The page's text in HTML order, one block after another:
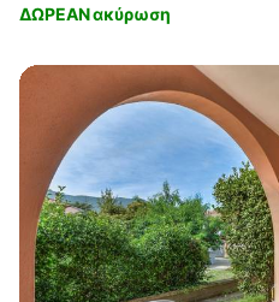
ΔΩΡΕΑΝ ακύρωση